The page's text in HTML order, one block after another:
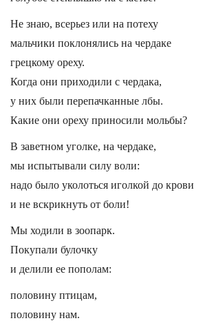
Не знаю, всерьез или на потеху
мальчики поклонялись на чердаке
грецкому ореху.
Когда они приходили с чердака,
у них были перепачканные лбы.
Какие они ореху приносили мольбы?
В заветном уголке, на чердаке,
мы испытывали силу воли:
надо было уколоться иголкой до крови
и не вскрикнуть от боли!
Мы ходили в зоопарк.
Покупали булочку
и делили ее пополам:
половину птицам,
половину нам.